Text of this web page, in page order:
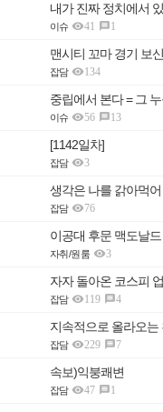
내가 진짜 정치에서
이슈 41 1
맨시티 꼬마 경기 보
잡담 134
중립에서 본다 = 그
이슈 56 13
[1142일차]
잡담 3
생각은 나를 갉아먹어
잡담 76
이공대 후문 맥도날
자취/원룸 3
자자 돌아온 코스피
잡담 119 4
지속적으로 올라오는
잡담 229 7
속보)익붕쾌변
잡담 47 1